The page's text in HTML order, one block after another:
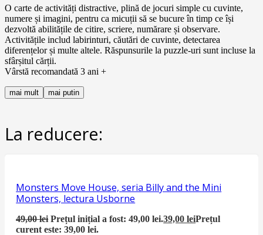
O carte de activități distractive, plină de jocuri simple cu cuvinte,
numere și imagini, pentru ca micuții să se bucure în timp ce își
dezvoltă abilitățile de citire, scriere, numărare și observare.
Activitățile includ labirinturi, căutări de cuvinte, detectarea
diferențelor și multe altele. Răspunsurile la puzzle-uri sunt incluse la
sfârșitul cărții.
Vârstă recomandată 3 ani +
mai mult mai putin
La reducere:
Monsters Move House, seria Billy and the Mini
Monsters, lectura Usborne
49,00lei Prețul inițial a fost: 49,00 lei.39,00leiPrețul
curent este: 39,00 lei.